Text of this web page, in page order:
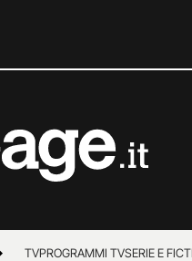
TVPROGRAMMI TVSERIE E